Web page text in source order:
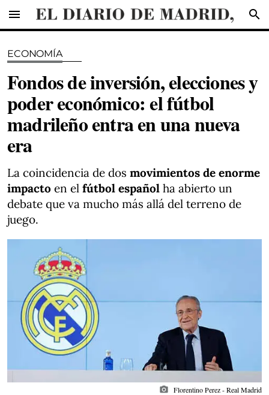
menu search
ECONOMÍA
Fondos de inversión, elecciones y
poder económico: el fútbol
madrileño entra en una nueva
era
La coincidencia de dos movimientos de enorme
impacto en el fútbol español ha abierto un
debate que va mucho más allá del terreno de
juego.
photo_camera Florentino Perez - Real Madrid